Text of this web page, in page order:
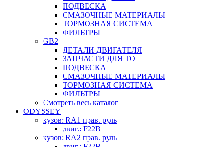
ПОДВЕСКА
СМАЗОЧНЫЕ МАТЕРИАЛЫ
ТОРМОЗНАЯ СИСТЕМА
ФИЛЬТРЫ
GB2
ДЕТАЛИ ДВИГАТЕЛЯ
ЗАПЧАСТИ ДЛЯ ТО
ПОДВЕСКА
СМАЗОЧНЫЕ МАТЕРИАЛЫ
ТОРМОЗНАЯ СИСТЕМА
ФИЛЬТРЫ
Смотреть весь каталог
ODYSSEY
кузов: RA1 прав. руль
двиг.: F22B
кузов: RA2 прав. руль